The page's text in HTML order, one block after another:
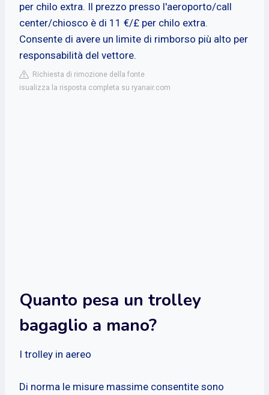
per chilo extra. Il prezzo presso l'aeroporto/call
center/chiosco è di 11 €/£ per chilo extra.
Consente di avere un limite di rimborso più alto per
responsabilità del vettore.
Richiesta di rimozione della fonte
isualizza la risposta completa su ryanair.com
Quanto pesa un trolley
bagaglio a mano?
I trolley in aereo
Di norma le misure massime consentite sono